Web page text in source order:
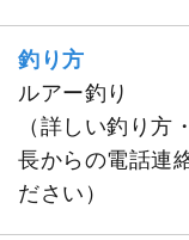
釣り方
ルアー釣り
（詳しい釣り方
長からの電話連
ださい）